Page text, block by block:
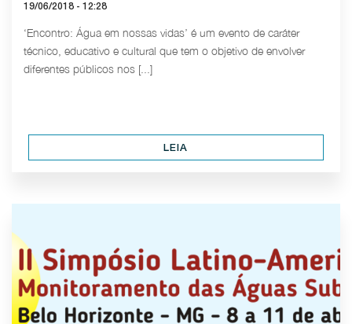
19/06/2018 - 12:28
‘Encontro: Água em nossas vidas’ é um evento de caráter
técnico, educativo e cultural que tem o objetivo de envolver
diferentes públicos nos [...]
LEIA